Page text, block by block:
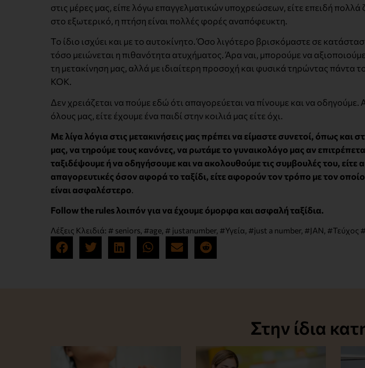
στις μέρες μας, είπε λόγω επαγγελματικών υποχρεώσεων, είτε επειδή πολλά
στο εξωτερικό, η πτήση είναι πολλές φορές αναπόφευκτη.
Το ίδιο ισχύει και με το αυτοκίνητο. Όσο λιγότερο βρισκόμαστε σε
τόσο μειώνεται η πιθανότητα ατυχήματος. Άρα ναι, μπορούμε να
τη μετακίνηση μας, αλλά με ιδιαίτερη προσοχή και φυσικά τηρώντας πάντα
ΚΟΚ.
Δεν χρειάζεται να πούμε εδώ ότι απαγορεύεται να πίνουμε και να οδηγούμε.
όλους μας, είτε έχουμε ένα παιδί στην κοιλιά μας είτε όχι.
Με λίγα λόγια στις μετακινήσεις μας πρέπει να είμαστε συνετοί, όπως και
μας, να τηρούμε τους κανόνες, να ρωτάμε το γυναικολόγο μας αν
ταξιδέψουμε ή να οδηγήσουμε και να ακολουθούμε τις συμβουλές του, είτε
απαγορευτικές όσον αφορά το ταξίδι, είτε αφορούν τον τρόπο με τον οποίο
είναι ασφαλέστερο.
Follow the rules λοιπόν για να έχουμε όμορφα και ασφαλή ταξίδια.
Λέξεις Κλειδιά: # seniors, #age, # justanumber, #Υγεία, #just a number, #JAN, #Τεύχος
Στην ίδια